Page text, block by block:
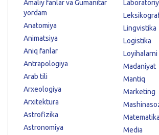
Amaliy fanlar va Gumanitar
yordam
Anatomiya
Animatsiya
Aniq fanlar
Antrapologiya
Arab tili
Arxeologiya
Arxitektura
Astrofizika
Astronomiya
Lingvistika
Logistika
Madaniyat
Mantiq
Marketing
Matematika
Media